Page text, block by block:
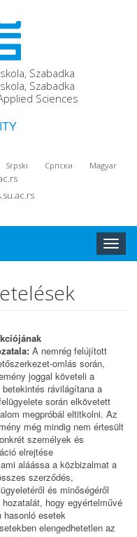
Szabadka
Szabadka
Sciences
Srpski Српски Magyar
Toggle
A nemrég felújított
omlás során,
joggal követeli a
rávilágítana a
során elkövetett
megpróbál eltitkolni. Az
még mindig nem értesült
személyek és
elrejtése
aláássa a közbizalmat a
szerződés,
és minőségéről
hogy egyértelművé
hasonló esetek
elengedhetetlen az